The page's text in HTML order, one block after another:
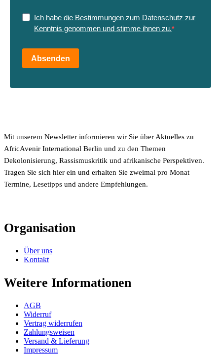
Ich habe die Bestimmungen zum Datenschutz zur
Kenntnis genommen und stimme ihnen zu.
Absenden
Mit unserem Newsletter informieren wir Sie über Aktuelles zu
AfricAvenir International Berlin und zu den Themen
Dekolonisierung, Rassismuskritik und afrikanische Perspektiven.
Tragen Sie sich hier ein und erhalten Sie zweimal pro Monat
Termine, Lesetipps und andere Empfehlungen.
Organisation
Über uns
Kontakt
Weitere Informationen
AGB
Widerruf
Vertrag widerrufen
Zahlungsweisen
Versand & Lieferung
Impressum